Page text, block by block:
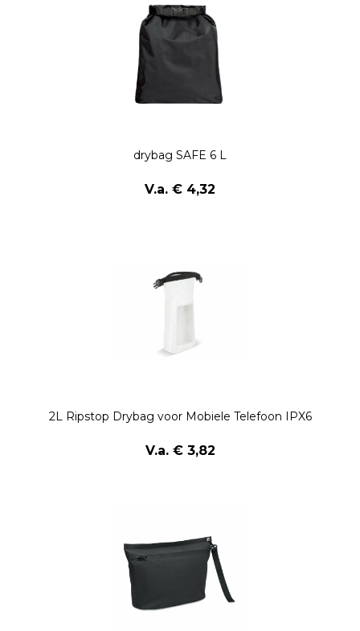
drybag SAFE 6 L
V.a. € 4,32
2L Ripstop Drybag voor Mobiele Telefoon IPX6
V.a. € 3,82